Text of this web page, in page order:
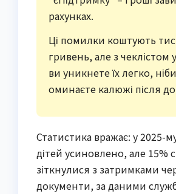
рахунках.
Ці помилки коштують
гривень, але з чеклістом
ви уникнете їх легко, ніби
оминаєте калюжі після
Статистика вражає: у 2025-
дітей усиновлено, але 15%
зіткнулися з затримками
документи, за даними